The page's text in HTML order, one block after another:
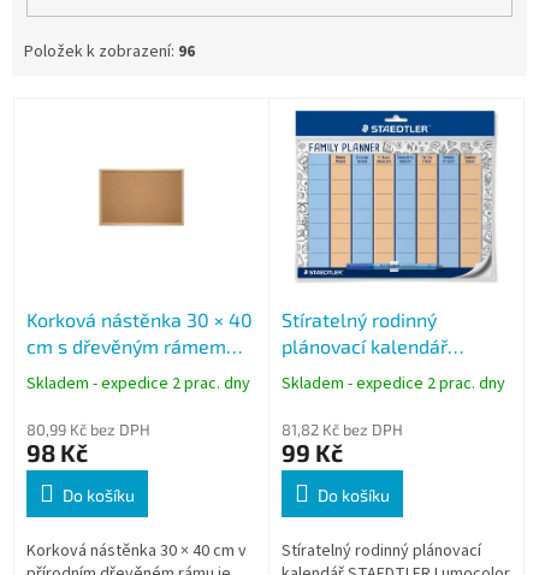
Položek k zobrazení: 96
Korková nástěnka 30 × 40
cm s dřevěným rámem
Concorde
Skladem - expedice 2 prac. dny
80,99 Kč bez DPH
98 Kč
Do košíku
Korková nástěnka 30 × 40 cm v
Stíratelný rodinný
plánovací kalendář
STAEDTLER Lumocolor
Skladem - expedice 2 prac. dny
81,82 Kč bez DPH
99 Kč
Do košíku
Stíratelný rodinný plánovací